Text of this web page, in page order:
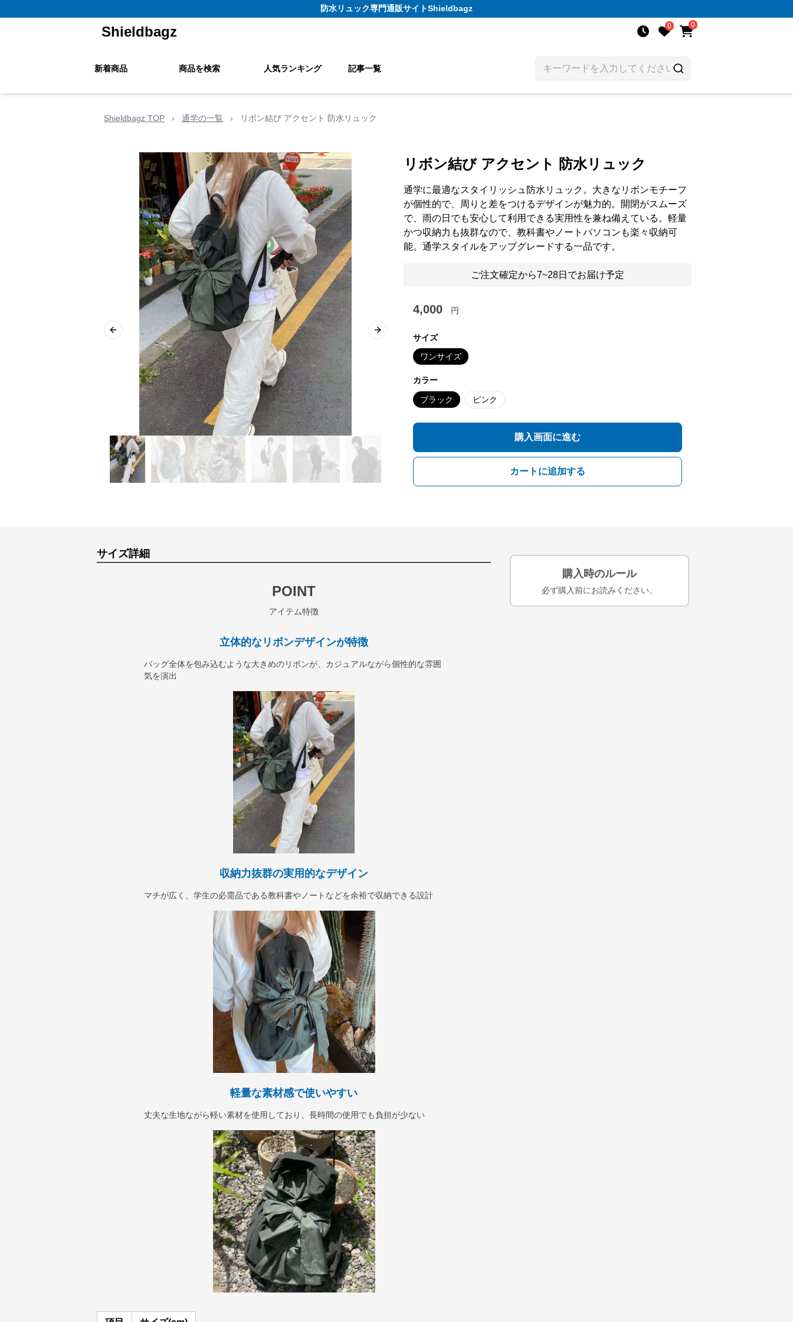
防水リュック専門通販サイトShieldbagz
Shieldbagz 0 0
新着商品 商品を検索 人気ランキング 記事一覧
Shieldbagz TOP › 通学の一覧 › リボン結び アクセント 防水リュック
Previous slide Next slide
リボン結び アクセント 防水リュック
通学に最適なスタイリッシュ防水リュック。大きなリボンモチーフ
が個性的で、周りと差をつけるデザインが魅力的。開閉がスムーズ
で、雨の日でも安心して利用できる実用性を兼ね備えている。軽量
かつ収納力も抜群なので、教科書やノートパソコンも楽々収納可
能。通学スタイルをアップグレードする一品です。
ご注文確定から7~28日でお届け予定
4,000 円
サイズ
ワンサイズ
カラー
ブラック ピンク
購入画面に進む
カートに追加する
サイズ詳細
POINT
アイテム特徴
立体的なリボンデザインが特徴
バッグ全体を包み込むような大きめのリボンが、カジュアルながら個性的な雰囲
気を演出
収納力抜群の実用的なデザイン
マチが広く、学生の必需品である教科書やノートなどを余裕で収納できる設計
軽量な素材感で使いやすい
丈夫な生地ながら軽い素材を使用しており、長時間の使用でも負担が少ない
購入時のルール
必ず購入前にお読みください。